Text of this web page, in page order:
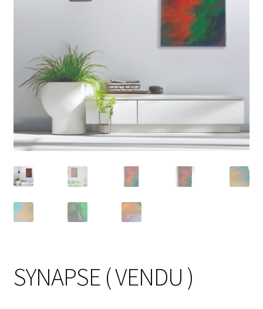
OEUVRES DISPONIBLES / AVAILABLE ARTWORKS
GALERIE
REVUES ARTISTIQUES
EXPO & SALONS
SYNAPSE ( VENDU )